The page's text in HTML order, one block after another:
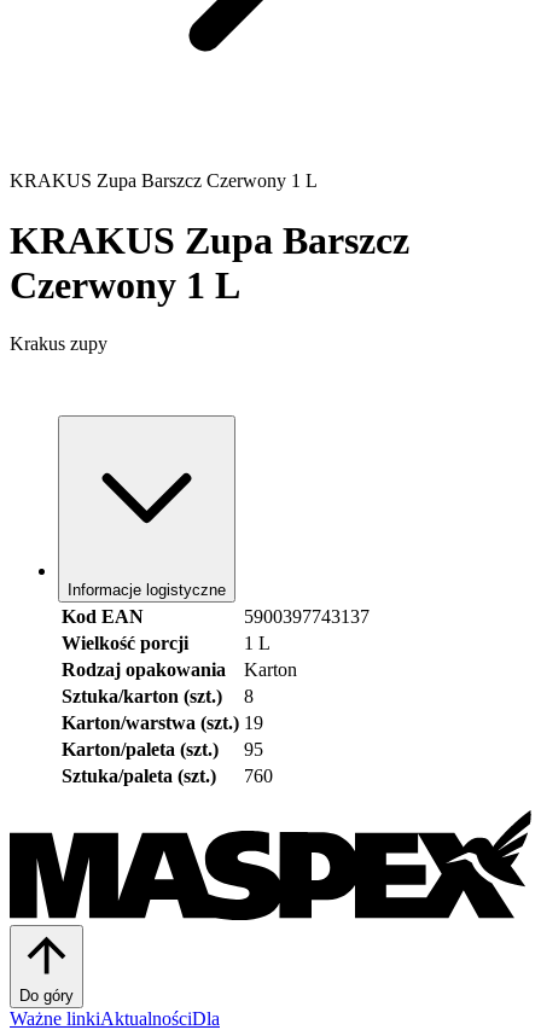
KRAKUS Zupa Barszcz Czerwony 1 L
KRAKUS Zupa Barszcz
Czerwony 1 L
Krakus zupy
Informacje logistyczne
Kod EAN
5900397743137
Wielkość porcji
1 L
Rodzaj opakowania
Karton
Sztuka/karton (szt.)
8
Karton/warstwa (szt.) 19
Karton/paleta (szt.)
95
Sztuka/paleta (szt.)
760
Do góry
Ważne linkiAktualnościDla